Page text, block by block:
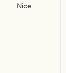
Nice